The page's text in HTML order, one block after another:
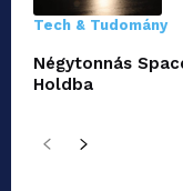
Tech & Tudomány
Négytonnás
Holdba